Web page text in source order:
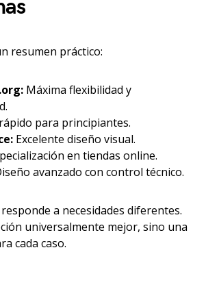
resumen práctico:
Máxima flexibilidad y
para principiantes.
Excelente diseño visual.
en tiendas online.
avanzado con control técnico.
a necesidades diferentes.
universalmente mejor, sino una
cada caso.